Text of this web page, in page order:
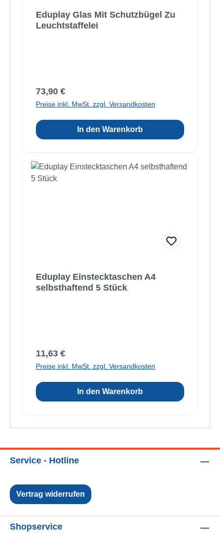
Eduplay Glas Mit Schutzbügel Zu
Leuchtstaffelei
Regulärer Preis:
73,90 €
Preise inkl. MwSt. zzgl. Versandkosten
In den Warenkorb
Eduplay Einstecktaschen A4
selbsthaftend 5 Stück
Regulärer Preis:
11,63 €
Preise inkl. MwSt. zzgl. Versandkosten
In den Warenkorb
Service - Hotline
Vertrag widerrufen
Shopservice